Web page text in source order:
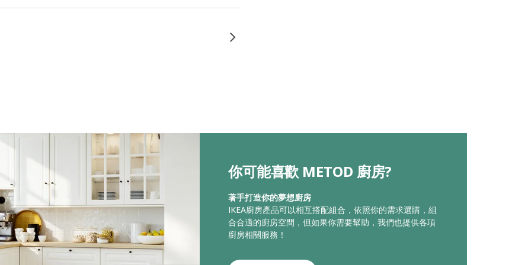
你可能喜歡 METOD 廚房?
著手打造你的夢想廚房
IKEA廚房產品可以相互搭配組合，依照你的需求選購，組
合合適的廚房空間，但如果你需要幫助，我們也提供各項
廚房相關服務！